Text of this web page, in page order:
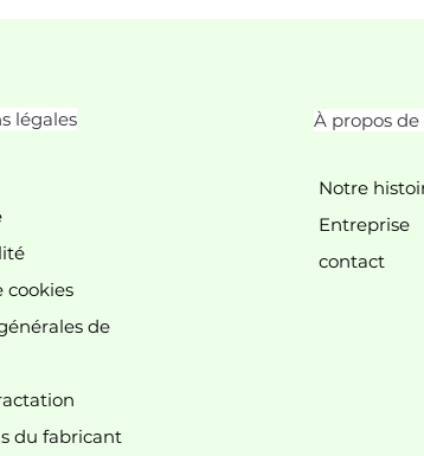
moment.
légales
cookies
de
du fabricant
À propos
Notre
Entreprise
contact